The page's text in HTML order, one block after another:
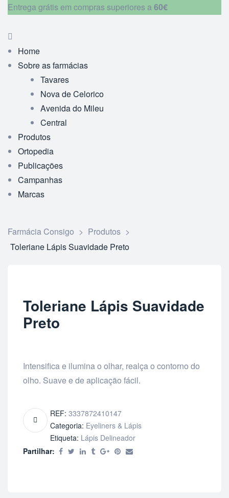
Entrega grátis em compras superiores a60€
Home
Sobre as farmácias
Tavares
Nova de Celorico
Avenida do Mileu
Central
Produtos
Ortopedia
Publicações
Campanhas
Marcas
Farmácia Consigo > Produtos >
Toleriane Lápis Suavidade Preto
Toleriane Lápis Suavidade
Preto
Intensifica e ilumina o olhar, realça o contorno do
olho. Suave e de aplicação fácil.
REF: 3337872410147
Categoria: Eyeliners & Lápis
Etiqueta: Lápis Delineador
Partilhar: